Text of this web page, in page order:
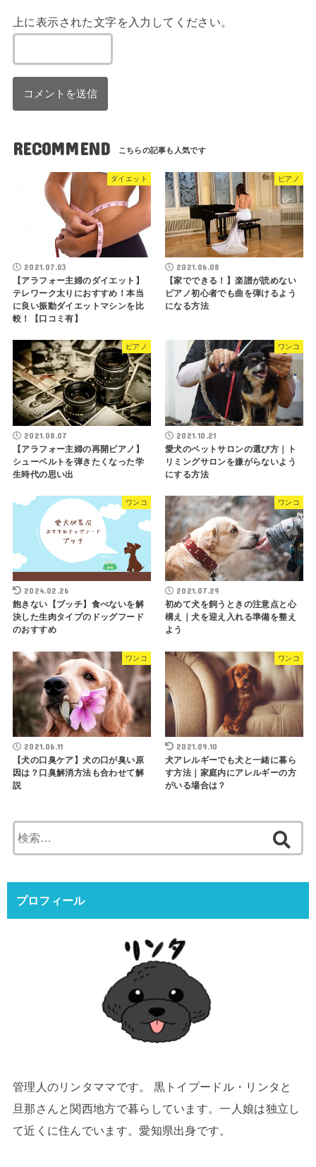
上に表示された文字を入力してください。
RECOMMEND
ダイエット
2021.07.03
【アラフォー主婦のダイエット】
テレワーク太りにおすすめ！本当
に良い振動ダイエットマシンを比
較！【口コミ有】
ピアノ
2021.06.08
【家でできる！】楽譜が読めない
ピアノ初心者でも曲を弾けるよう
になる方法
ピアノ
2021.08.07
【アラフォー主婦の再開ピアノ】
シューベルトを弾きたくなった学
生時代の思い出
ワンコ
2021.10.21
愛犬のペットサロンの選び方｜ト
リミングサロンを嫌がらないよう
にする方法
ワンコ
2024.02.26
飽きない【ブッチ】食べないを解
決した生肉タイプのドッグフード
のおすすめ
ワンコ
2021.07.29
初めて犬を飼うときの注意点と心
構え｜犬を迎え入れる準備を整え
よう
ワンコ
2021.06.11
【犬の口臭ケア】犬の口が臭い原
因は？口臭解消方法も合わせて解
説
ワンコ
2021.09.10
犬アレルギーでも犬と一緒に暮ら
す方法｜家庭内にアレルギーの方
がいる場合は？
索:
プロフィール
管理人のリンタママです。 黒トイプードル・リンタと
旦那さんと関西地方で暮らしています。一人娘は独立し
て近くに住んでいます。愛知県出身です。